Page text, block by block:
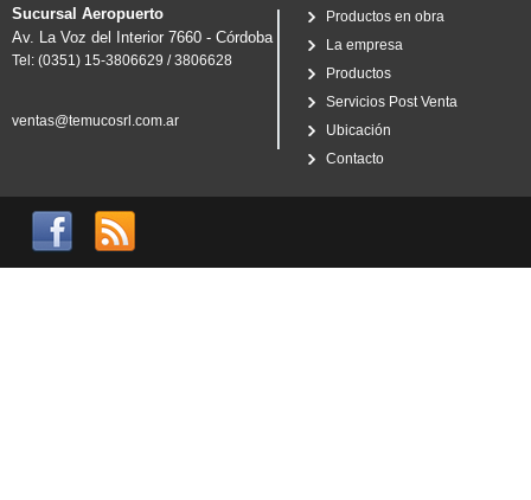
Sucursal Aeropuerto
Av. La Voz del Interior 7660 - Córdoba
Tel: (0351) 15-3806629 / 3806628
ventas@temucosrl.com.ar
Productos en obra
La empresa
Productos
Servicios Post Venta
Ubicación
Contacto